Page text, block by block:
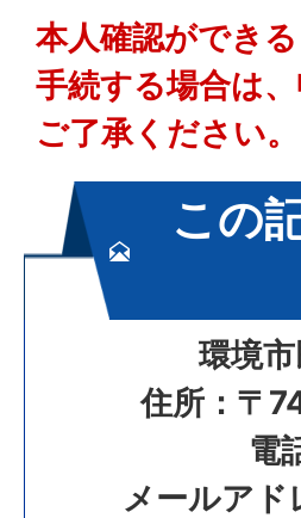
本人確認ができ
手続する場合は
ご了承ください。
この
環境
住所：〒
電
メールアド